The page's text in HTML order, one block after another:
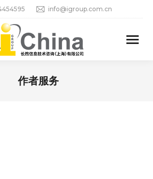
info@igroup.com.cn
作者服务